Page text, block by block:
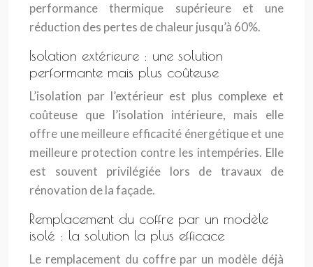
performance thermique supérieure et une
réduction des pertes de chaleur jusqu’à 60%.
Isolation extérieure : une solution
performante mais plus coûteuse
L’isolation par l’extérieur est plus complexe et
coûteuse que l’isolation intérieure, mais elle
offre une meilleure efficacité énergétique et une
meilleure protection contre les intempéries. Elle
est souvent privilégiée lors de travaux de
rénovation de la façade.
Remplacement du coffre par un modèle
isolé : la solution la plus efficace
Le remplacement du coffre par un modèle déjà